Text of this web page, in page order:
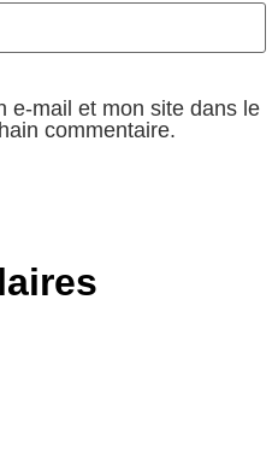
e-mail et mon site dans le
commentaire.